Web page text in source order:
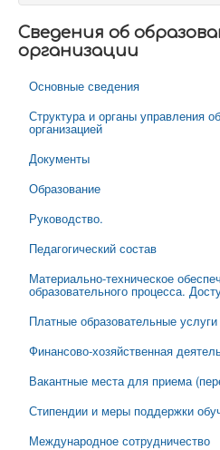
Сведения об
организации
Основные сведения
Структура и органы управления
организацией
Документы
Образование
Руководство.
Педагогический состав
Материально-техническое
образовательного процесса.
Платные образовательные услуги
Финансово-хозяйственная
Вакантные места для приема
Стипендии и меры поддержки
Международное сотрудничество